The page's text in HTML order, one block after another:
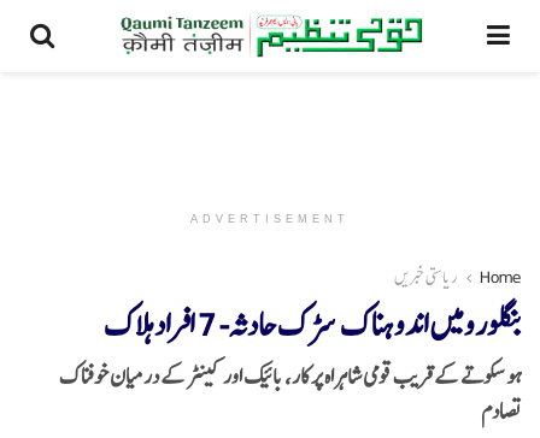
ADVERTISEMENT
Home ریاستی خبریں
بنگلورومیں اندوہناک سڑک حادثہ- 7 افراد ہلاک
ہو سکوتے کے قریب قومی شاہراہ پر کار، بائیک اور کینٹر کے درمیان خوفناک
تصادم